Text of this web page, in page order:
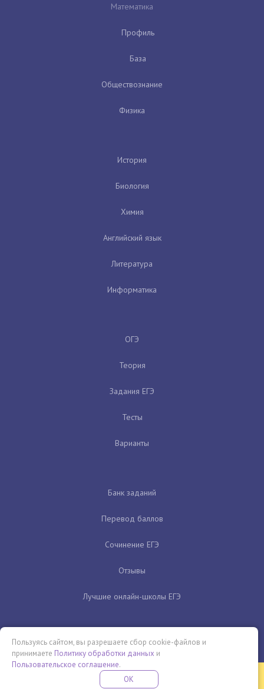
Математика
Профиль
База
Обществознание
Физика
История
Биология
Химия
Английский язык
Литература
Информатика
ОГЭ
Теория
Задания ЕГЭ
Тесты
Варианты
Банк заданий
Перевод баллов
Сочинение ЕГЭ
Отзывы
Лучшие онлайн-школы ЕГЭ
Бесплатная летняя школа
Пользуясь сайтом, вы разрешаете сбор cookie-файлов и
принимаете Политику обработки данных и
Пользовательское соглашение.
OK